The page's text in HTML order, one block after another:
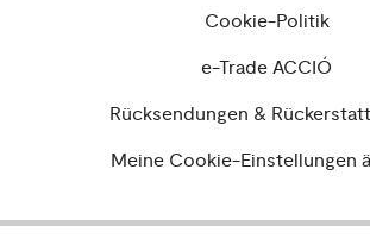
Cookie-Politik
e-Trade ACCIÓ
Rücksendungen &
Meine Cookie-Einstellungen